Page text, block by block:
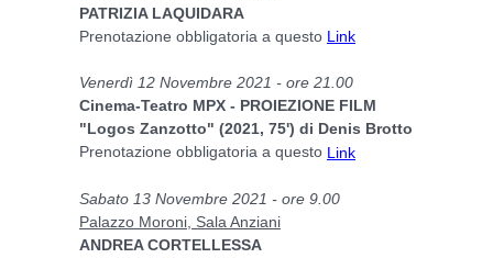
PATRIZIA LAQUIDARA
Prenotazione obbligatoria a questo Link
Venerdì 12 Novembre 2021 - ore 21.00
Cinema-Teatro MPX - PROIEZIONE FILM
"Logos Zanzotto" (2021, 75') di Denis Brotto
Prenotazione obbligatoria a questo Link
Sabato 13 Novembre 2021 - ore 9.00
Palazzo Moroni, Sala Anziani
ANDREA CORTELLESSA